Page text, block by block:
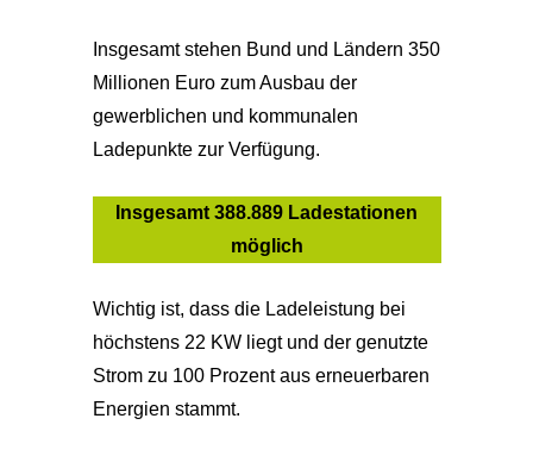
Insgesamt stehen Bund und Ländern 350
Millionen Euro zum Ausbau der
gewerblichen und kommunalen
Ladepunkte zur Verfügung.
Insgesamt 388.889 Ladestationen
möglich
Wichtig ist, dass die Ladeleistung bei
höchstens 22 KW liegt und der genutzte
Strom zu 100 Prozent aus erneuerbaren
Energien stammt.